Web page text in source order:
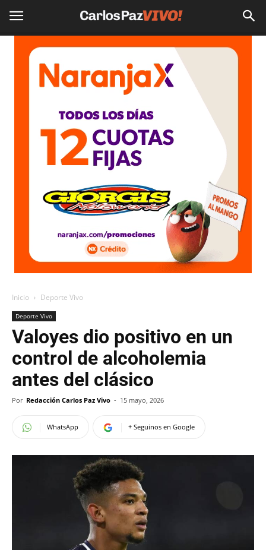
Inicio Deporte Vivo
Deporte Vivo
Valoyes dio positivo en un
control de alcoholemia
antes del clásico
Por Redacción Carlos Paz Vivo - 15 mayo, 2026
WhatsApp + Seguinos en Google